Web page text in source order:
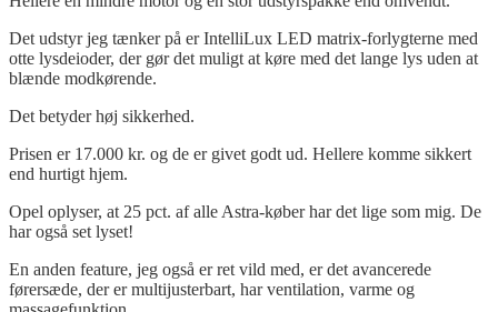
Det udstyr jeg tænker på er IntelliLux LED matrix-forlygterne med
otte lysdeioder, der gør det muligt at køre med det lange lys uden at
blænde modkørende.
Det betyder høj sikkerhed.
Prisen er 17.000 kr. og de er givet godt ud. Hellere komme sikkert
end hurtigt hjem.
Opel oplyser, at 25 pct. af alle Astra-køber har det lige som mig. De
har også set lyset!
En anden feature, jeg også er ret vild med, er det avancerede
førersæde, der er multijusterbart, har ventilation, varme og